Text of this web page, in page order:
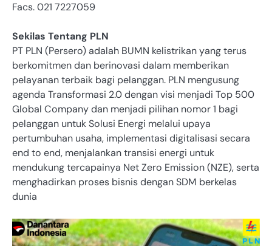
Facs. 021 7227059
Sekilas Tentang PLN
PT PLN (Persero) adalah BUMN kelistrikan yang terus
berkomitmen dan berinovasi dalam memberikan
pelayanan terbaik bagi pelanggan. PLN mengusung
agenda Transformasi 2.0 dengan visi menjadi Top 500
Global Company dan menjadi pilihan nomor 1 bagi
pelanggan untuk Solusi Energi melalui upaya
pertumbuhan usaha, implementasi digitalisasi secara
end to end, menjalankan transisi energi untuk
mendukung tercapainya Net Zero Emission (NZE), serta
menghadirkan proses bisnis dengan SDM berkelas
dunia